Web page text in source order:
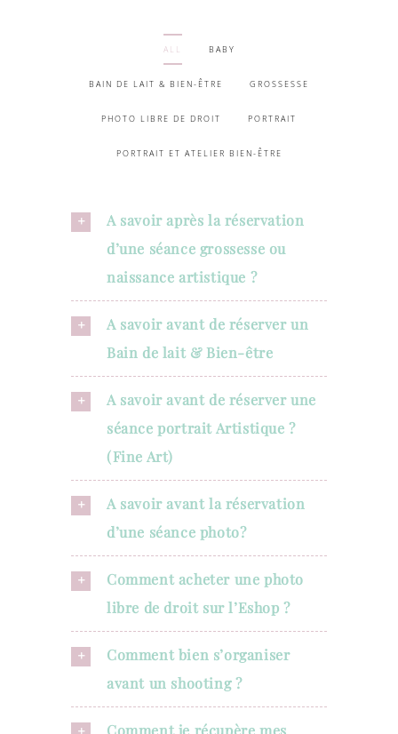
ALL BABY
BAIN DE LAIT & BIEN-ÊTRE GROSSESSE
PHOTO LIBRE DE DROIT PORTRAIT
PORTRAIT ET ATELIER BIEN-ÊTRE
A savoir après la réservation
d’une séance grossesse ou
naissance artistique ?
A savoir avant de réserver un
Bain de lait & Bien-être
A savoir avant de réserver une
séance portrait Artistique ?
(Fine Art)
A savoir avant la réservation
d’une séance photo?
Comment acheter une photo
libre de droit sur l’Eshop ?
Comment bien s’organiser
avant un shooting ?
Comment je récupère mes